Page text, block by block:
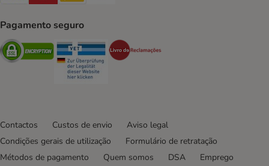
Pagamento seguro
Security Security
Contactos Custos de envio
Aviso legal
Condições gerais de utilização
Formulário de retratação
Métodos de pagamento
Quem somos DSA
Emprego